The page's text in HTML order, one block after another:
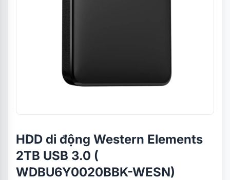
HDD di động Western Elements
2TB USB 3.0 (
WDBU6Y0020BBK-WESN)